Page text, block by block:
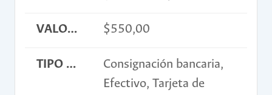
VALOR INSCRIPCIÓN USD $550,00
TIPO DE PAGO
Consignación bancaria,
Efectivo, Tarjeta de